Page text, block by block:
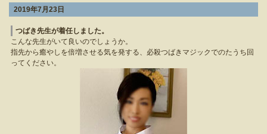
2019年7月23日
つばき先生が着任しました。
こんな先生がいて良いのでしょうか。
指先から癒やしを倍増させる気を発する、必殺つばきマジックでのたうち回
ってください。